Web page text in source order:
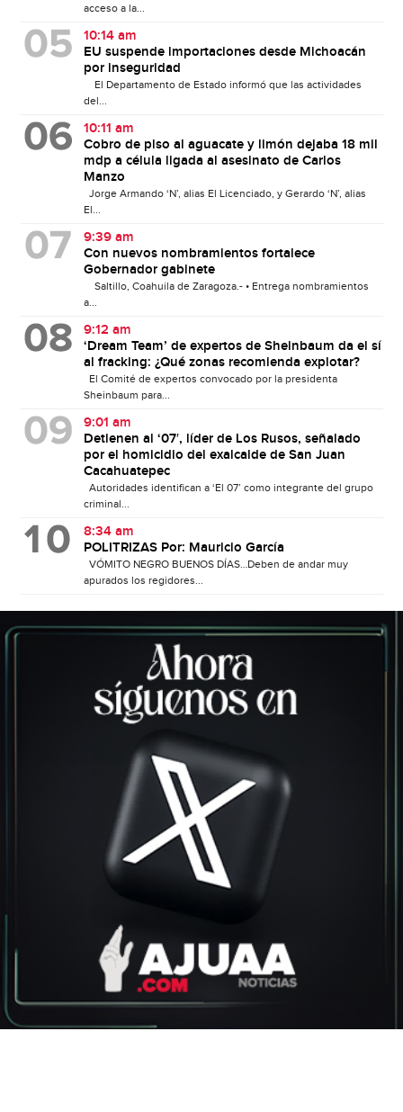
acceso a la...
10:14 am
EU suspende importaciones desde Michoacán
por inseguridad
El Departamento de Estado informó que las actividades
del...
10:11 am
Cobro de piso al aguacate y limón dejaba 18 mil
mdp a célula ligada al asesinato de Carlos
Manzo
Jorge Armando ‘N’, alias El Licenciado, y Gerardo ‘N’, alias
El...
9:39 am
Con nuevos nombramientos fortalece
Gobernador gabinete
Saltillo, Coahuila de Zaragoza.- • Entrega nombramientos
a...
9:12 am
‘Dream Team’ de expertos de Sheinbaum da el sí
al fracking: ¿Qué zonas recomienda explotar?
El Comité de expertos convocado por la presidenta
Sheinbaum para...
9:01 am
Detienen al ‘07′, líder de Los Rusos, señalado
por el homicidio del exalcalde de San Juan
Cacahuatepec
Autoridades identifican a ‘El 07’ como integrante del grupo
criminal...
8:34 am
POLITRIZAS Por: Mauricio García
VÓMITO NEGRO BUENOS DÍAS…Deben de andar muy
apurados los regidores...